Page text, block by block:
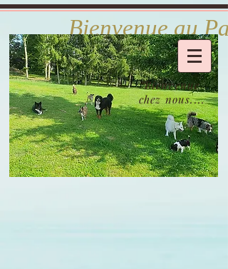
Bienvenue
Bienvenue
chez nous....